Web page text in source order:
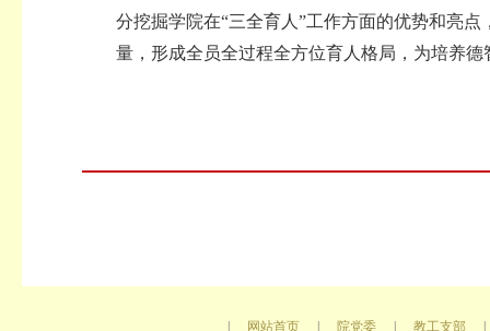
分挖掘学院在“三全育人”工作方面的优势和亮
量，形成全员全过程全方位育人格局，为培养
网站首页 院党委 教工支部